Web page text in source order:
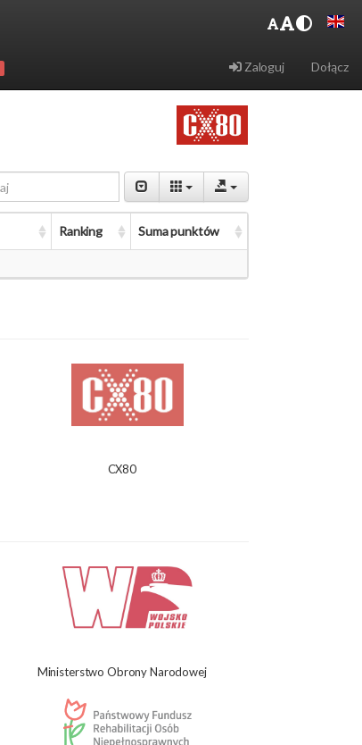
Zaloguj Dołącz
Ranking Suma punktów
CX80
Ministerstwo Obrony Narodowej